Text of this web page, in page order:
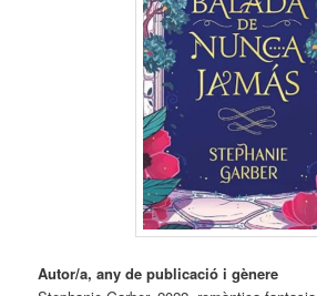
Autor/a, any de publicació i gènere